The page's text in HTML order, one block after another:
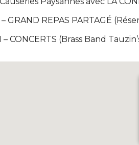
GRAND REPAS PARTAGÉ
CONCERTS (Brass Band